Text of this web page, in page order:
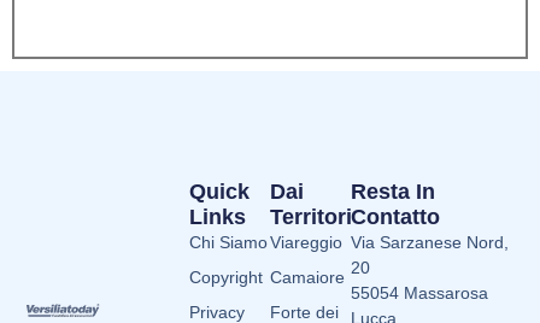
Dai
Territori
Viareggio
Camaiore
Forte dei
Quick
Links
Chi Siamo
Copyright
Privacy
Resta In
Contatto
Via Sarzanese Nord,
20
55054 Massarosa
Lucca